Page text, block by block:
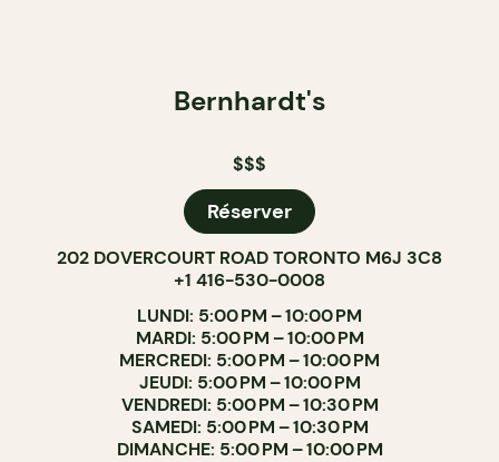
Bernhardt's
$$$
Réserver
202 DOVERCOURT ROAD TORONTO M6J 3C8
+1 416-530-0008
LUNDI: 5:00 PM – 10:00 PM
MARDI: 5:00 PM – 10:00 PM
MERCREDI: 5:00 PM – 10:00 PM
JEUDI: 5:00 PM – 10:00 PM
VENDREDI: 5:00 PM – 10:30 PM
SAMEDI: 5:00 PM – 10:30 PM
DIMANCHE: 5:00 PM – 10:00 PM